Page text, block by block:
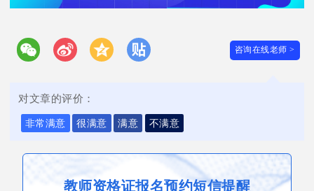
咨询在线老师 >
对文章的评价：
非常满意 很满意 满意 不满意
教师资格证报名预约短信提醒